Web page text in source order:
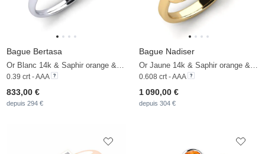
Bague Bertasa
0.39 crt - AAA
833,00 €
depuis 294 €
Bague Nadiser
0.608 crt - AAA
1 090,00 €
depuis 304 €